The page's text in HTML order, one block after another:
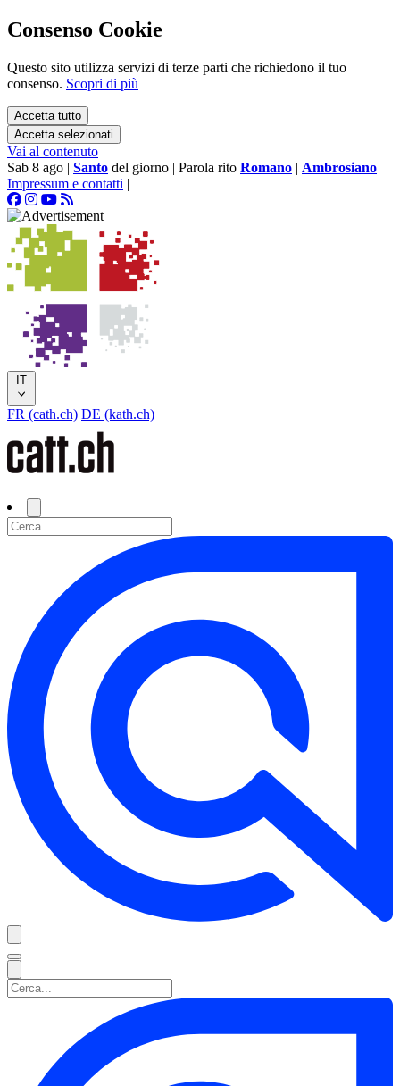
Consenso Cookie
Questo sito utilizza servizi di terze parti che richiedono il tuo
consenso. Scopri di più
Accetta tutto
Accetta selezionati
Vai al contenuto
Sab 8 ago | Santo del giorno | Parola rito Romano | Ambrosiano
Impressum e contatti |
IT
FR (cath.ch) DE (kath.ch)